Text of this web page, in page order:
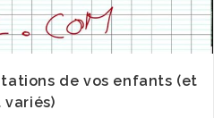
de vos enfants (et